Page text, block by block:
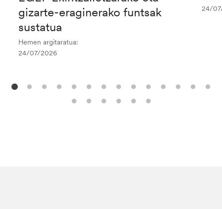
gizarte-eraginerako funtsak
sustatua
Hemen argitaratua:
24/07/2026
24/